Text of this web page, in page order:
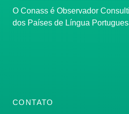
O Conass é Observador
dos Países de Língua
CONTATO